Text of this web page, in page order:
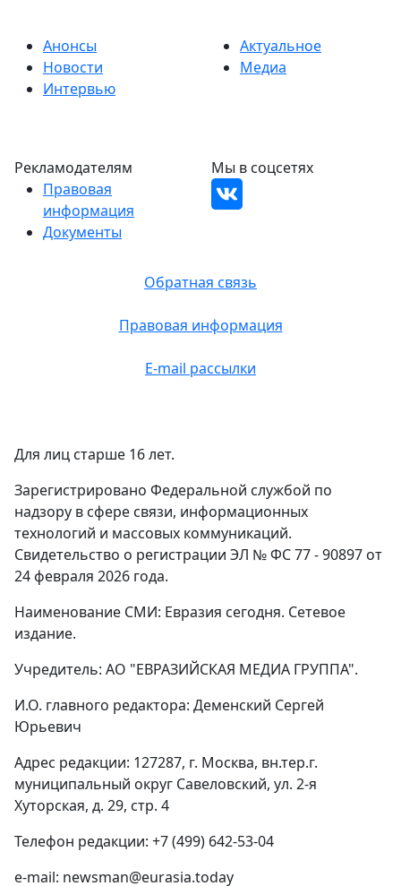
Анонсы
Новости
Интервью
Актуальное
Медиа
Обратная связь
Правовая информация
E-mail рассылки
Рекламодателям
Правовая
информация
Документы
Мы в соцсетях
Для лиц старше 16 лет.
Зарегистрировано Федеральной службой по
надзору в сфере связи, информационных
технологий и массовых коммуникаций.
Свидетельство о регистрации ЭЛ № ФС 77 - 90897 от
24 февраля 2026 года.
Наименование СМИ: Евразия сегодня. Сетевое
издание.
Учредитель: АО "ЕВРАЗИЙСКАЯ МЕДИА ГРУППА".
И.О. главного редактора: Деменский Сергей
Юрьевич
Адрес редакции: 127287, г. Москва, вн.тер.г.
муниципальный округ Савеловский, ул. 2-я
Хуторская, д. 29, стр. 4
Телефон редакции: +7 (499) 642-53-04
e-mail: newsman@eurasia.today